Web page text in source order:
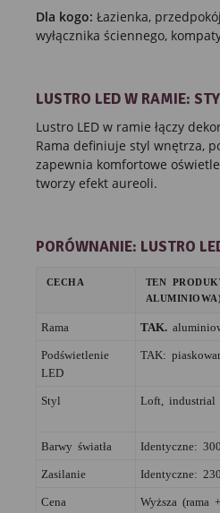
Dla kogo: Łazienka,
wyłącznika ściennego,
LUSTRO LED W RAMIE:
Lustro LED w ramie łączy
Rama definiuje styl wnętrza,
zapewnia komfortowe
tworzy efekt aureoli.
PORÓWNANIE: LUSTRO
CECHA
TEN
ALUMINIOWA)
Rama TAK.
Podświetlenie
LED
TAK:
Styl Loft, industrial
Barwy światła Identyczne:
Zasilanie Identyczne:
Cena Wyższa (rama